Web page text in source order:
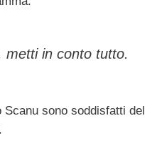
metti in conto tutto.
sono soddisfatti del